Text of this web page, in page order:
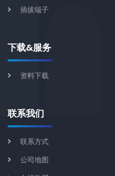
插拔端子
下载&服务
资料下载
联系我们
联系方式
公司地图